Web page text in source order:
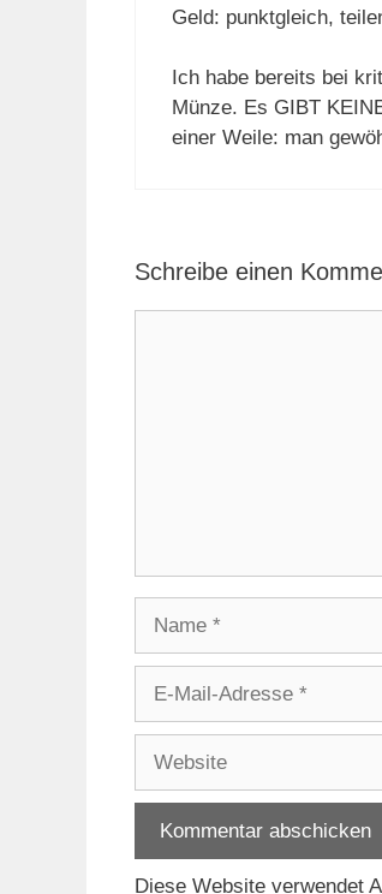
Geld: punktgleich,
Ich habe bereits bei
Münze. Es GIBT
einer Weile: man
Schreibe einen
Adresse
Diese Website verwendet